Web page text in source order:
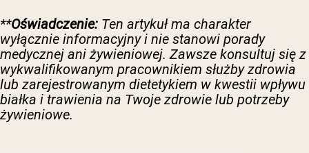
**Oświadczenie: Ten artykuł ma charakter
wyłącznie informacyjny i nie stanowi porady
medycznej ani żywieniowej. Zawsze konsultuj się z
wykwalifikowanym pracownikiem służby zdrowia
lub zarejestrowanym dietetykiem w kwestii wpływu
białka i trawienia na Twoje zdrowie lub potrzeby
żywieniowe.